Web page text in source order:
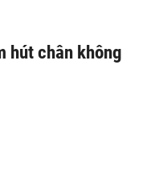
hút chân không